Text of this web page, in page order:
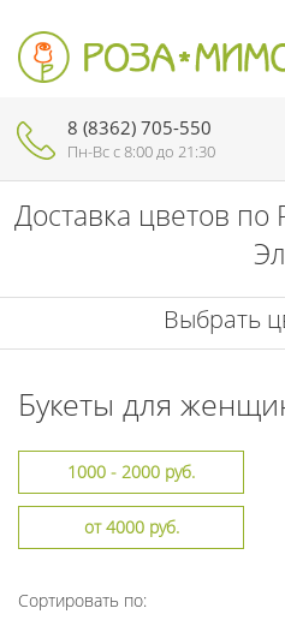
8 (8362) 705-550
Пн-Вc с 8:00 до 21:30
Доставка цветов
Эл
Выбрать
Букеты для
1000 - 2000 руб.
от 4000 руб.
Сортировать по: